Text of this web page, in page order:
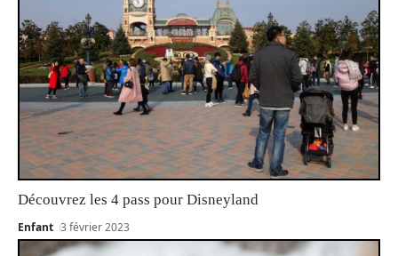
Découvrez les 4 pass pour Disneyland
Enfant 3 février 2023